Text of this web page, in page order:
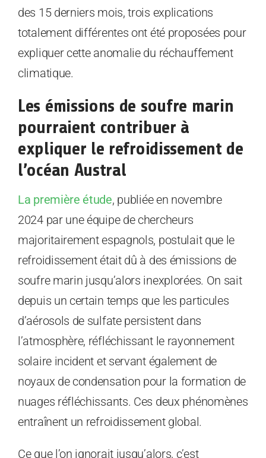
des 15 derniers mois, trois explications
totalement différentes ont été proposées pour
expliquer cette anomalie du réchauffement
climatique.
Les émissions de soufre marin
pourraient contribuer à
expliquer le refroidissement de
l’océan Austral
La première étude, publiée en novembre
2024 par une équipe de chercheurs
majoritairement espagnols, postulait que le
refroidissement était dû à des émissions de
soufre marin jusqu’alors inexplorées. On sait
depuis un certain temps que les particules
d’aérosols de sulfate persistent dans
l’atmosphère, réfléchissant le rayonnement
solaire incident et servant également de
noyaux de condensation pour la formation de
nuages ​​réfléchissants. Ces deux phénomènes
entraînent un refroidissement global.
Ce que l’on ignorait jusqu’alors, c’est